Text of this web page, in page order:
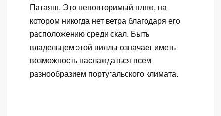
Патаяш. Это неповторимый пляж, на
котором никогда нет ветра благодаря его
расположению среди скал. Быть
владельцем этой виллы означает иметь
возможность наслаждаться всем
разнообразием португальского климата.